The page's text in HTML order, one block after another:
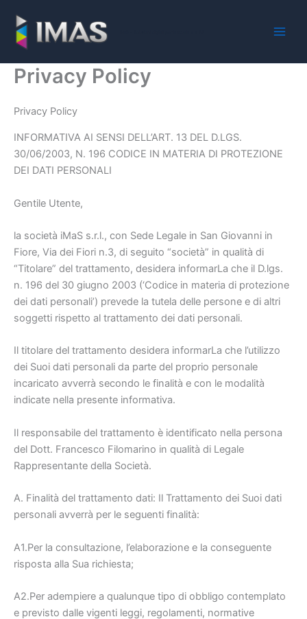
contenuto
Privacy Policy
Privacy Policy
INFORMATIVA AI SENSI DELL’ART. 13 DEL D.LGS.
30/06/2003, N. 196 CODICE IN MATERIA DI PROTEZIONE
DEI DATI PERSONALI
Gentile Utente,
la società iMaS s.r.l., con Sede Legale in San Giovanni in
Fiore, Via dei Fiori n.3, di seguito “società” in qualità di
“Titolare” del trattamento, desidera informarLa che il D.lgs.
n. 196 del 30 giugno 2003 (‘Codice in materia di protezione
dei dati personali’) prevede la tutela delle persone e di altri
soggetti rispetto al trattamento dei dati personali.
Il titolare del trattamento desidera informarLa che l’utilizzo
dei Suoi dati personali da parte del proprio personale
incaricato avverrà secondo le finalità e con le modalità
indicate nella presente informativa.
Il responsabile del trattamento è identificato nella persona
del Dott. Francesco Filomarino in qualità di Legale
Rappresentante della Società.
A. Finalità del trattamento dati: Il Trattamento dei Suoi dati
personali avverrà per le seguenti finalità:
A1.Per la consultazione, l’elaborazione e la conseguente
risposta alla Sua richiesta;
A2.Per adempiere a qualunque tipo di obbligo contemplato
e previsto dalle vigenti leggi, regolamenti, normative